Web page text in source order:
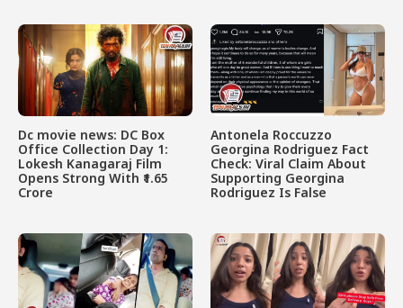
Dc movie news: DC Box
Office Collection Day 1:
Lokesh Kanagaraj Film
Opens Strong With ₹1.65
Crore
Antonela Roccuzzo
Georgina Rodriguez Fact
Check: Viral Claim About
Supporting Georgina
Rodriguez Is False